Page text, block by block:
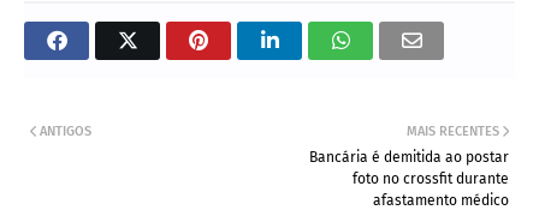
MAIS RECENTES
Bancária é demitida ao postar
foto no crossfit durante
afastamento médico
ANTIGOS